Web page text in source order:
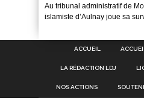
Au tribunal administratif de
islamiste d’Aulnay joue sa
ACCUEIL ACCUEIL
LA RÉDACTION LDJ
NOS ACTIONS